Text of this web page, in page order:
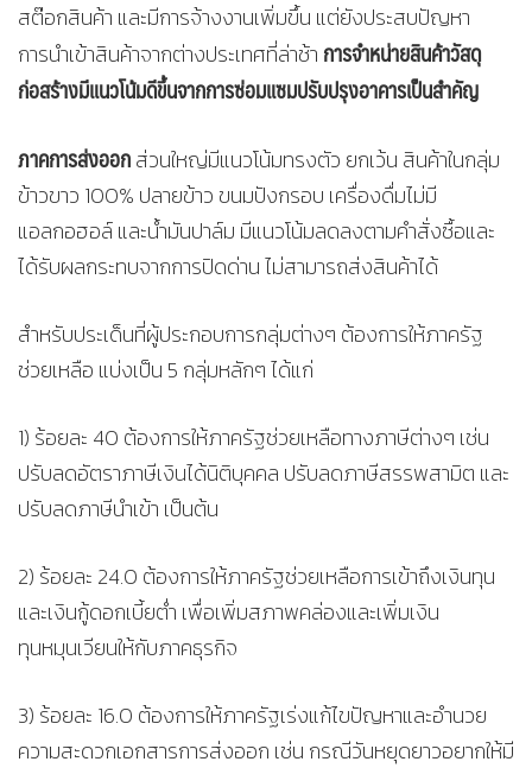
สต๊อกสินค้า และมีการจ้างงานเพิ่มขึ้น แต่ยังประสบปัญหา
การนำเข้าสินค้าจากต่างประเทศที่ล่าช้า การจำหน่ายสินค้าวัสดุ
ก่อสร้างมีแนวโน้มดีขึ้นจากการซ่อมแซมปรับปรุงอาคารเป็นสำคัญ
ภาคการส่งออกส่วนใหญ่มีแนวโน้มทรงตัว ยกเว้น สินค้าในกลุ่ม
ข้าวขาว 100% ปลายข้าว ขนมปังกรอบ เครื่องดื่มไม่มี
แอลกอฮอล์ และน้ำมันปาล์ม มีแนวโน้มลดลงตามคำสั่งซื้อและ
ได้รับผลกระทบจากการปิดด่าน ไม่สามารถส่งสินค้าได้
สำหรับประเด็นที่ผู้ประกอบการกลุ่มต่างๆ ต้องการให้ภาครัฐ
ช่วยเหลือ แบ่งเป็น 5 กลุ่มหลักๆ ได้แก่
1) ร้อยละ 40 ต้องการให้ภาครัฐช่วยเหลือทางภาษีต่างๆ เช่น
ปรับลดอัตราภาษีเงินได้นิติบุคคล ปรับลดภาษีสรรพสามิต และ
ปรับลดภาษีนำเข้า เป็นต้น
2) ร้อยละ 24.0 ต้องการให้ภาครัฐช่วยเหลือการเข้าถึงเงินทุน
และเงินกู้ดอกเบี้ยต่ำ เพื่อเพิ่มสภาพคล่องและเพิ่มเงิน
ทุนหมุนเวียนให้กับภาคธุรกิจ
3) ร้อยละ 16.0 ต้องการให้ภาครัฐเร่งแก้ไขปัญหาและอำนวย
ความสะดวกเอกสารการส่งออก เช่น กรณีวันหยุดยาวอยากให้มี